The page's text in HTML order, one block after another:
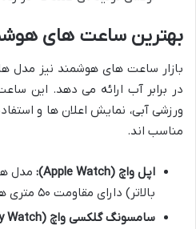
بهترین ساعت های
بازار ساعت های هوشمند نیز مدل
در برابر آب ارائه می دهد. این
ورزشی آبی، نمایش اعلان ها و
مناسب اند.
اپل واچ (Apple Watch):
بالاتر) دارای مقاومت ۵۰ متری هستند و برای شنا مناسب اند.
سامسونگ گلکسی واچ (Samsung Galaxy Watch):